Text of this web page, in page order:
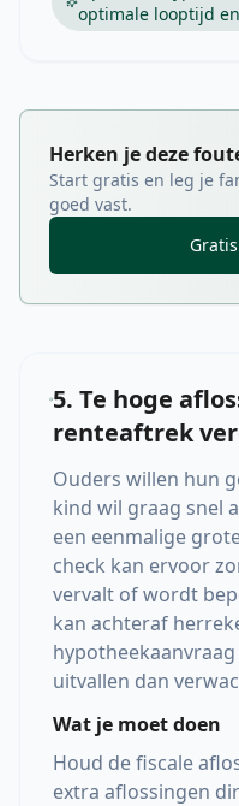
optimale looptijd
Herken je deze
Start gratis en leg je
goed vast.
5. Te hoge
renteaftrek
Ouders willen hun
kind wil graag snel
een eenmalige
check kan ervoor
vervalt of wordt
kan achteraf
uitvallen dan
Wat je moet doen
Houd de fiscale
extra aflossingen